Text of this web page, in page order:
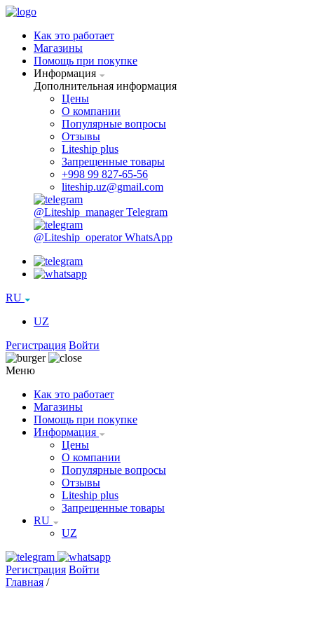
Как это работает
Магазины
Помощь при покупке
Информация
Дополнительная информация
Цены
О компании
Популярные вопросы
Отзывы
Liteship plus
Запрещенные товары
+998 99 827-65-56
liteship.uz@gmail.com
@Liteship_manager Telegram
@Liteship_operator WhatsApp
RU
UZ
Регистрация Войти
Меню
Как это работает
Магазины
Помощь при покупке
Информация
Цены
О компании
Популярные вопросы
Отзывы
Liteship plus
Запрещенные товары
RU
UZ
Регистрация Войти
Главная /